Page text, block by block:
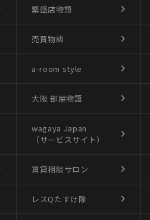
繁盛店物語
売買物語
a-room style
大阪 部屋物語
wagaya Japan
（サービスサイト）
賃貸相談サロン
レスQたすけ隊